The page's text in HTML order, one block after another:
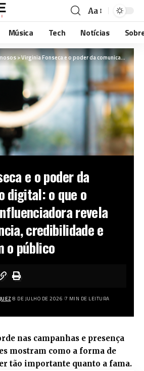
Aa
Música Tech Notícias
>Virginia Fonseca e o poder da comunicação digital: o que o sucesso da influenciadora revela sobre influência, credibilidade e conexão com o público
e o poder da
digital: o que o
revela
credibilidade e
o público
8 DE JULHO DE 2026 7 MIN DE LEITURA
nas campanhas e presença
mostram como a forma de
tão importante quanto a fama.